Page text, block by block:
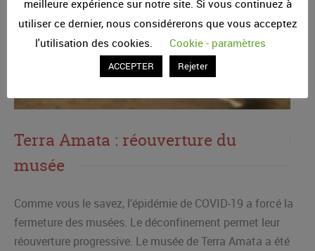
Terra Amata : réouverture du
musée
Comme vous le savez, l’épidémie de COVID-19 a forcé la
fermeture des musées. Le déconfinement permet leur
réouverture progressive. Le musée de Terra Amata a été
meilleure expérience sur notre site. Si vous continuez à
utiliser ce dernier, nous considérerons que vous acceptez
l'utilisation des cookies.
Cookie - paramètres
ACCEPTER Rejeter